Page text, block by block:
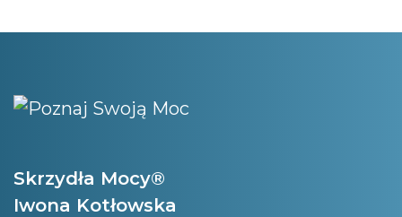
Skrzydła Mocy®
Iwona Kotłowska